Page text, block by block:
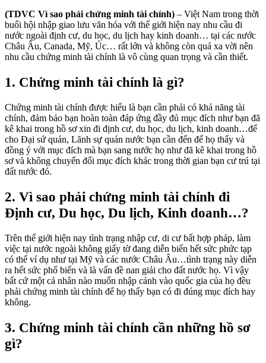
(TDVC Vì sao phải chứng minh tài chính) – Việt Nam trong thời
buổi hội nhập giao lưu văn hóa với thế giới hiện nay nhu cầu đi
nước ngoài định cư, du học, du lịch hay kinh doanh… tại các nước
Châu Âu, Canada, Mỹ, Úc… rất lớn và không còn quá xa vời nên
nhu cầu chứng minh tài chính là vô cùng quan trọng và cần thiết.
1. Chứng minh tài chính là gì?
Chứng minh tài chính được hiểu là bạn cần phải có khả năng tài
chính, đảm bảo bạn hoàn toàn đáp ứng đầy đủ mục đích như bạn đã
kê khai trong hồ sơ xin đi định cư, du học, du lịch, kinh doanh…để
cho Đại sứ quán, Lãnh sự quán nước bạn cần đến để họ thấy và
đồng ý với mục đích mà bạn sang nước họ như đã kê khai trong hồ
sơ và không chuyển đổi mục đích khác trong thời gian bạn cư trú tại
đất nước đó.
2. Vì sao phải chứng minh tài chính đi
Định cư, Du học, Du lịch, Kinh doanh…?
Trên thế giới hiện nay tình trạng nhập cư, di cư bất hợp pháp, làm
việc tại nước ngoài không giấy tờ đang diễn biến hết sức phức tạp
có thể ví dụ như tại Mỹ và các nước Châu Âu…tình trạng này diễn
ra hết sức phổ biến và là vấn đề nan giải cho đất nước họ. Vì vậy
bất cứ một cá nhân nào muốn nhập cảnh vào quốc gia của họ đều
phải chứng minh tài chính để họ thấy bạn có đi đúng mục đích hay
không.
3. Chứng minh tài chính cần những hồ sơ
gì?